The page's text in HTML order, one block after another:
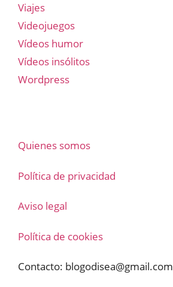
Viajes
Videojuegos
Vídeos humor
Vídeos insólitos
Wordpress
Quienes somos
Política de privacidad
Aviso legal
Política de cookies
Contacto: blogodisea@gmail.com